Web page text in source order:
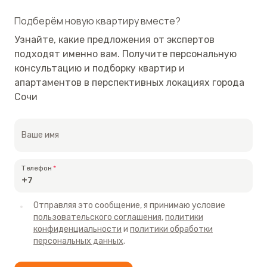
Подберём новую квартиру вместе?
Узнайте, какие предложения от экспертов
подходят именно вам. Получите персональную
консультацию и подборку квартир и
апартаментов в перспективных локациях города
Сочи
Ваше имя
Телефон
Отправляя это сообщение, я принимаю условие
пользовательского соглашения,политики
конфиденциальности и политики обработки
персональных данных.